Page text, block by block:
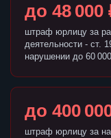
до 48 000
штраф юрлицу за
деятельности - ст.
нарушении до 60
до 400
штраф юрлицу за